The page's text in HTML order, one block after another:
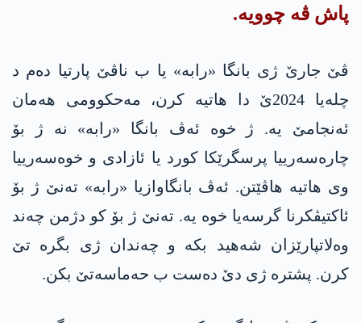
پاش ڤە چوویە.
ڤێ جارێ ژی بانگا «رابە» یا ب ناڤێ پارتیا دەم د
چلەیا 2024ێ دا هاتیه‌ کرن، مەحکوومی هەمان
ئەنجامێ یە. ژ خوە ئەڤ بانگا «رابە» نە ژ بۆ
چارەسەرییا پرسگرێکا کورد یا ئازادی و خوەسەرییا
وی هاتیە هاڤێتن. ئەڤ بانگاوازیا «رابە» تەنێ ژ بۆ
ئاكتیڤكرنا گرسەیا خوە یە. تەنێ ژ بۆ كو دژمن چەند
وەلاتپارێزان شەهید بکە و چەندان ژی بگرە تێ
کرن. پشترە ژی دێ دەست ب حەماسەتێ بکن.